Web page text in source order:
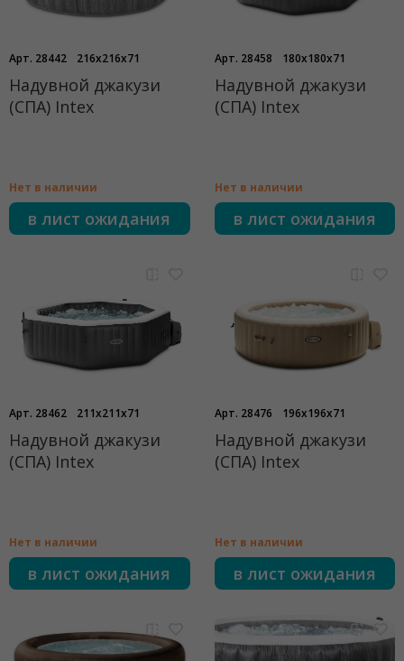
Арт. 28442 216x216x71
Надувной джакузи
(СПА) Intex
Нет в наличии
в лист ожидания
Арт. 28458 180x180x71
Надувной джакузи
(СПА) Intex
Нет в наличии
в лист ожидания
Арт. 28462 211x211x71
Надувной джакузи
(СПА) Intex
Нет в наличии
в лист ожидания
Арт. 28476 196x196x71
Надувной джакузи
(СПА) Intex
Нет в наличии
в лист ожидания